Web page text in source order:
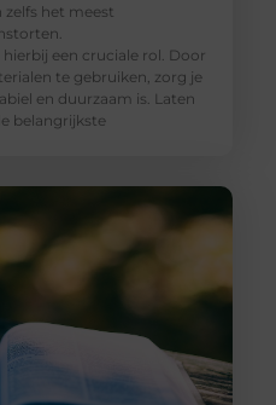
zelfs het meest
een cruciale rol. Door
te gebruiken, zorg je
en duurzaam is. Laten
belangrijkste